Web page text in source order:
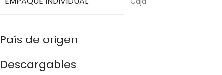
País de origen
Descargables